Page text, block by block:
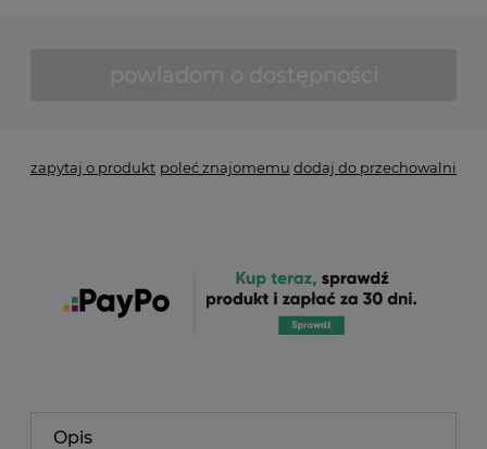
zapytaj o produkt poleć znajomemu dodaj do przechowalni
Opis